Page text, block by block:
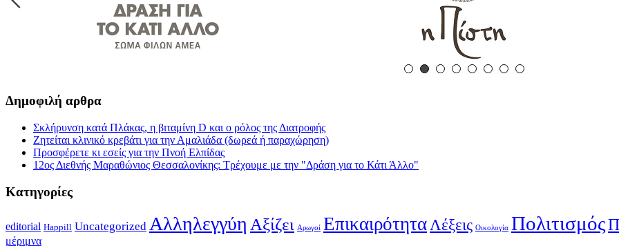
Δημοφιλή αρθρα
Σκλήρυνση κατά Πλάκας, η βιταμίνη D και ο ρόλος της Διατροφής
Ζητείται κλινικό κρεβάτι για την Αμαλιάδα (δωρεά ή παραχώρηση)
Προσφέρετε κι εσείς για την Πνοή Ελπίδας
12ος Διεθνής Μαραθώνιος Θεσσαλονίκης: Τρέχουμε με την "Δράση για το Κάτι Άλλο"
Κατηγορίες
editorial Happill Uncategorized Αλληλεγγύη Αξίζει Αρωγοί ΕπικαιρότηταΛέξεις Οικολογία Πολιτισμός
μέριμνα